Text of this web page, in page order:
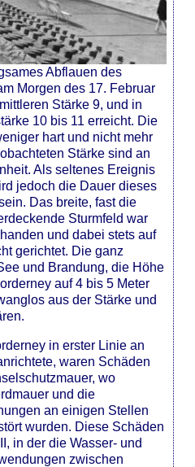
Abflauen des
Morgen des 17. Februar
Stärke 9, und in
10 bis 11 erreicht. Die
hart und nicht mehr
Stärke sind an
Als seltenes Ereignis
jedoch die Dauer dieses
Das breite, fast die
Sturmfeld war
und dabei stets auf
gerichtet. Die ganz
und Brandung, die Höhe
auf 4 bis 5 Meter
aus der Stärke und
in erster Linie an
waren Schäden
wo
und die
an einigen Stellen
wurden. Diese Schäden
in der die Wasser- und
zwischen